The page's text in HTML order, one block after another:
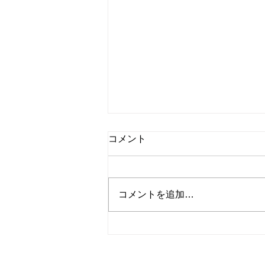
コメント
コメントを追加…